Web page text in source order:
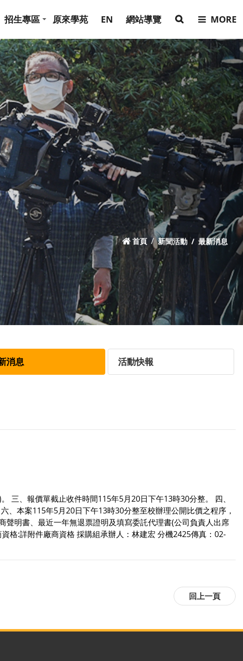
招生專區 原來學苑 EN 網站導覽 MORE
首頁 新聞活動 最新消息
消息 活動快報
三、報價單截止收件時間115年5月20日下午13時30分整。 四、
本案115年5月20日下午13時30分整至校辦理公開比價之程序，
明書、最近一年無退票證明及填寫委託代理書(公司負責人出席
格:詳附件廠商資格 採購組承辦人：林建宏 分機2425傳真：02-